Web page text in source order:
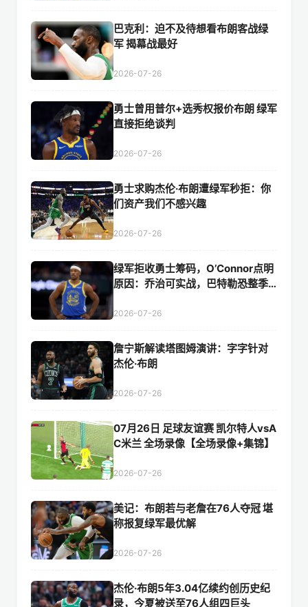
巴克利：迫不及待想看布朗客战绿
军 揭幕战最好
2026-07-26
勇士曾用普尔+选秀权报价布朗 绿军
直接拒绝谈判
2026-07-26
勇士求购杰伦·布朗遭绿军秒拒：你
们资产我们不感兴趣
2026-07-26
绿军拒收勇士筹码，O’Connor点明
原因：乔治可实战，巴特勒恐整季
2026-07-26
詹宁斯解读塔图姆演讲：字字针对
杰伦·布朗
2026-07-26
07月26日 足球友谊赛 凯尔特人vsA
C米兰 全场录像【全场录像+集锦】
2026-07-26
美记：布朗若与老詹在76人夺冠 堪
称报复绿军最优解
2026-07-26
杰伦·布朗5年3.04亿续约创历史纪
录，今夏被送至76人组四巨头